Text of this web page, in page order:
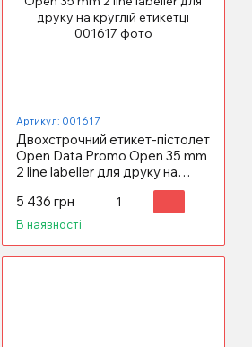
Артикул: 001617
Двохстрочний етикет-пістолет
Open Data Promo Open 35 mm
2 line labeller для друку на
5 436 грн
В наявності